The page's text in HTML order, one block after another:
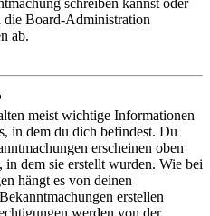
die Board-Administration
ab.
meist wichtige Informationen
in dem du dich befindest. Du
erscheinen oben
in dem sie erstellt wurden. Wie bei
hängt es von deinen
erstellen
werden von der